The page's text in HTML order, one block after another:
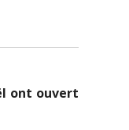
ont ouvert